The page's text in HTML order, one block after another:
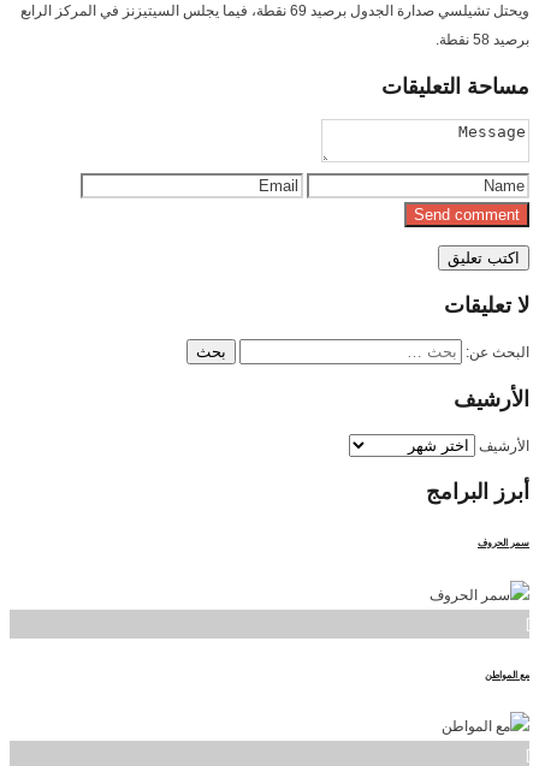
ويحتل تشيلسي صدارة الجدول برصيد 69 نقطة، فيما يجلس السيتيزنز في المركز الرابع
برصيد 58 نقطة.
مساحة التعليقات
لاتعليقات
البحث عن:
الأرشيف
الأرشيف
أبرز البرامج
سمر الحروف
]
مع المواطن
]